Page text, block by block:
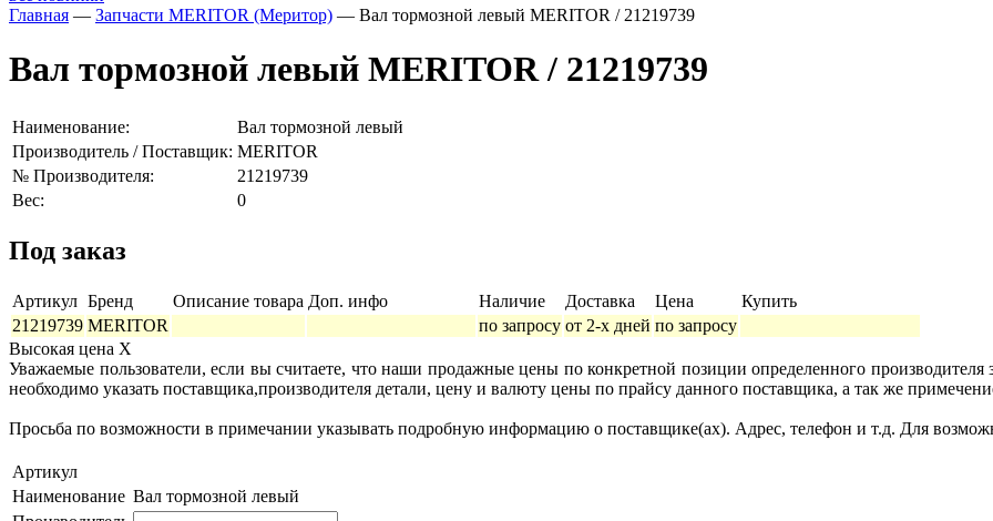
Главная — Запчасти MERITOR (Меритор) — Вал тормозной левый MERITOR / 21219739
Вал тормозной левый MERITOR / 21219739
Наименование:
Вал тормозной левый
Производитель / Поставщик: MERITOR
№ Производителя:
21219739
Вес:
0
Под заказ
Артикул Бренд Описание товара Доп. инфо Наличие Доставка Цена
Купить
21219739 MERITOR по запросу от 2-х дней по запросу
Высокая цена X
Уважаемые пользователи, если вы считаете, что наши продажные цены по конкретной позиции определенного
необходимо указать поставщика,производителя детали, цену и валюту цены по прайсу данного поставщика, а так же
Просьба по возможности в примечании указывать подробную информацию о поставщике(ах). Адрес, телефон и т.д. Для
Артикул
Наименование Вал тормозной левый